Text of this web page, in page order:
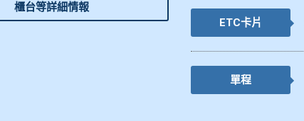
櫃台等詳細情報
ETC卡片
單程